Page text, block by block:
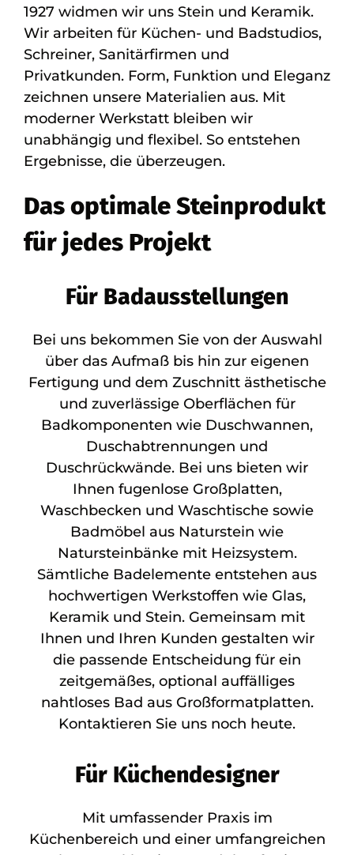
1927 widmen wir uns Stein und Keramik.
Wir arbeiten für Küchen- und Badstudios,
Schreiner, Sanitärfirmen und
Privatkunden. Form, Funktion und Eleganz
zeichnen unsere Materialien aus. Mit
moderner Werkstatt bleiben wir
unabhängig und flexibel. So entstehen
Ergebnisse, die überzeugen.
Das optimale Steinprodukt
für jedes Projekt
Für Badausstellungen
Bei uns bekommen Sie von der Auswahl
über das Aufmaß bis hin zur eigenen
Fertigung und dem Zuschnitt ästhetische
und zuverlässige Oberflächen für
Badkomponenten wie Duschwannen,
Duschabtrennungen und
Duschrückwände. Bei uns bieten wir
Ihnen fugenlose Großplatten,
Waschbecken und Waschtische sowie
Badmöbel aus Naturstein wie
Natursteinbänke mit Heizsystem.
Sämtliche Badelemente entstehen aus
hochwertigen Werkstoffen wie Glas,
Keramik und Stein. Gemeinsam mit
Ihnen und Ihren Kunden gestalten wir
die passende Entscheidung für ein
zeitgemäßes, optional auffälliges
nahtloses Bad aus Großformatplatten.
Kontaktieren Sie uns noch heute.
Für Küchendesigner
Mit umfassender Praxis im
Küchenbereich und einer umfangreichen